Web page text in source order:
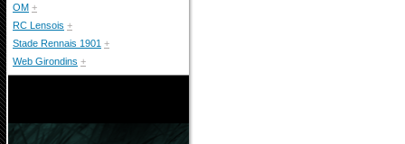
OM +
RC Lensois +
Stade Rennais 1901 +
Web Girondins +